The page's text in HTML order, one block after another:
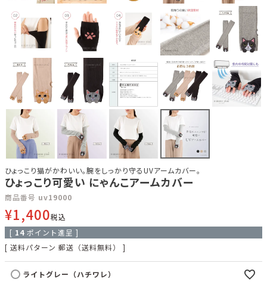
ひょっこり猫がかわいい。腕をしっかり守るUVアームカバー。
ひょっこり可愛い にゃんこアームカバー
商品番号 uv19000
¥1,400税込
[ 14 ポイント進呈 ]
送料パターン 郵送（送料無料）
ライトグレー（ハチワレ）